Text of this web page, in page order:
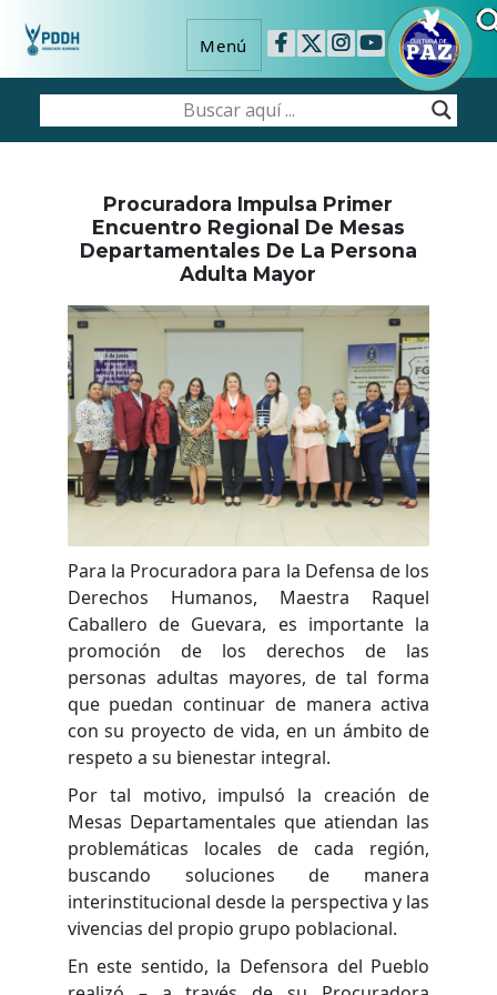
Menú
Procuradora Impulsa Primer
Encuentro Regional De Mesas
Departamentales De La Persona
Adulta Mayor
Para la Procuradora para la Defensa de los
Derechos Humanos, Maestra Raquel
Caballero de Guevara, es importante la
promoción de los derechos de las
personas adultas mayores, de tal forma
que puedan continuar de manera activa
con su proyecto de vida, en un ámbito de
respeto a su bienestar integral.
Por tal motivo, impulsó la creación de
Mesas Departamentales que atiendan las
problemáticas locales de cada región,
buscando soluciones de manera
interinstitucional desde la perspectiva y las
vivencias del propio grupo poblacional.
En este sentido, la Defensora del Pueblo